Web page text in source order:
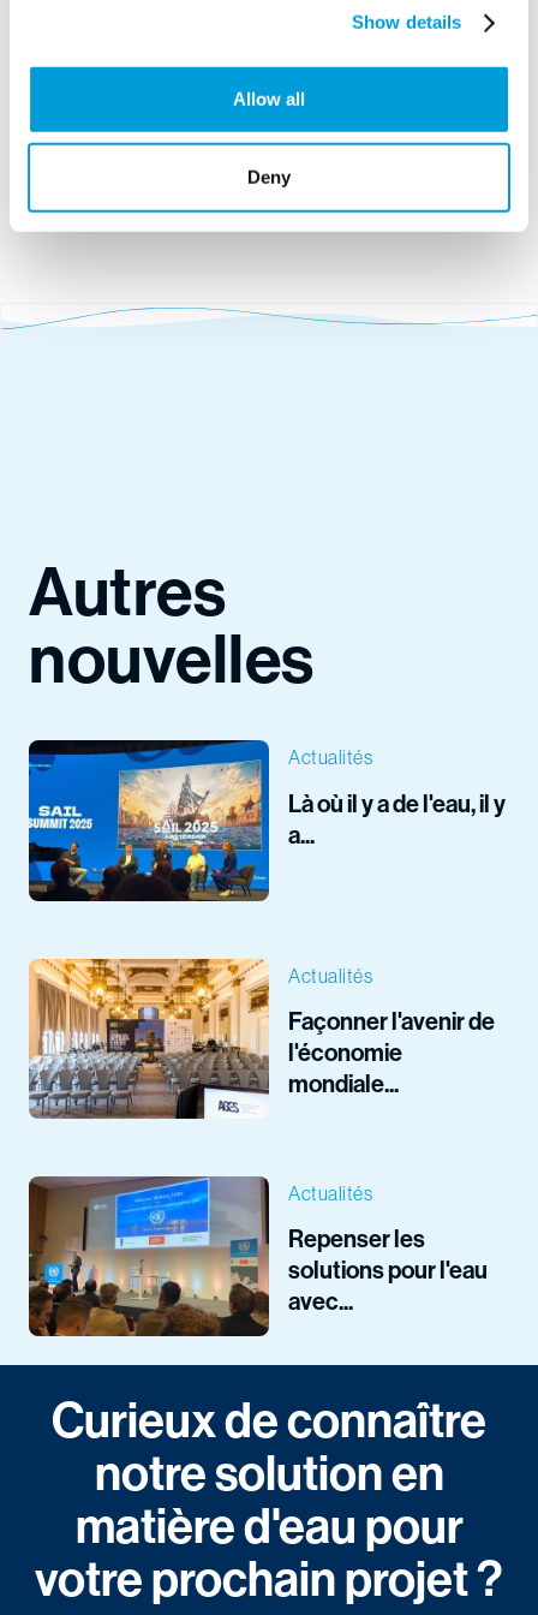
Show details
Allow all
Deny
Autres
nouvelles
Actualités
Là où il y a de l'eau, il y
a...
Actualités
Façonner l'avenir de
l'économie
mondiale...
Actualités
Repenser les
solutions pour l'eau
avec...
Curieux de connaître
notre solution en
matière d'eau pour
votre prochain projet ?